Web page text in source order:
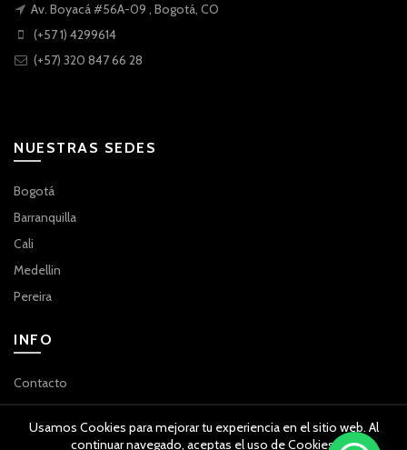
Av. Boyacá #56A-09 , Bogotá, CO
(+57 1) 4299614
(+57) 320 847 66 28
NUESTRAS SEDES
Bogotá
Barranquilla
Cali
Medellin
Pereira
INFO
Contacto
Usamos Cookies para mejorar tu experiencia en el sitio web. Al
continuar navegado, aceptas el uso de Cookies.